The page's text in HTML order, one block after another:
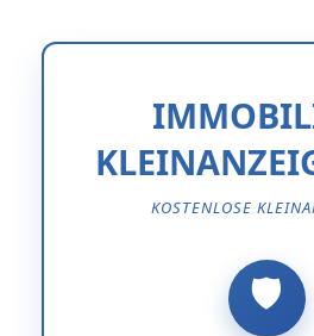
KOSTENLOSE